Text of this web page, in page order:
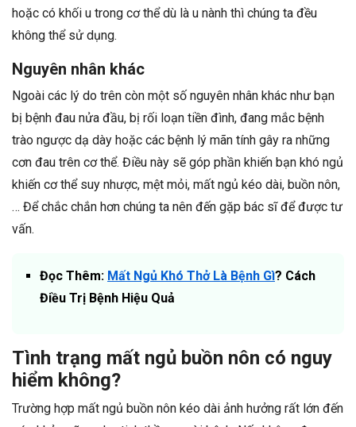
hoặc có khối u trong cơ thể dù là u nành thì chúng ta đều
không thể sử dụng.
Nguyên nhân khác
Ngoài các lý do trên còn một số nguyên nhân khác như bạn
bị bệnh đau nửa đầu, bị rối loạn tiền đình, đang mắc bệnh
trào ngược dạ dày hoặc các bệnh lý mãn tính gây ra những
cơn đau trên cơ thể. Điều này sẽ góp phần khiến bạn khó ngủ
khiến cơ thể suy nhược, mệt mỏi, mất ngủ kéo dài, buồn nôn,
… Để chắc chắn hơn chúng ta nên đến gặp bác sĩ để được tư
vấn.
Đọc Thêm: Mất Ngủ Khó Thở Là Bệnh Gì? Cách
Điều Trị Bệnh Hiệu Quả
Tình trạng mất ngủ buồn nôn có nguy
hiểm không?
Trường hợp mất ngủ buồn nôn kéo dài ảnh hưởng rất lớn đến